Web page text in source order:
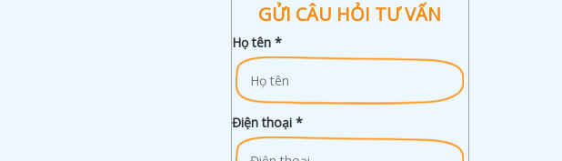
GỬI CÂU HỎI TƯ VẤN
Họ tên *
Điện thoại *